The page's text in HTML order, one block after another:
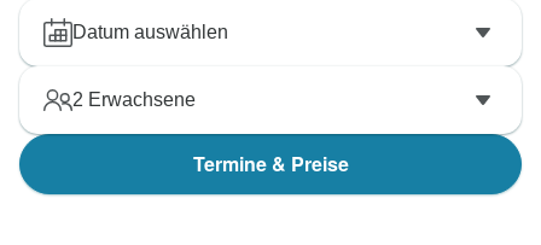
Datum auswählen
2 Erwachsene
Termine & Preise